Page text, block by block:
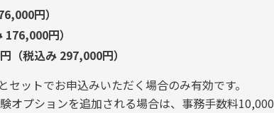
円）
円）
税込み 297,000円）
ットでお申込みいただく場合のみ有効です。
オプションを追加される場合は、事務手数料